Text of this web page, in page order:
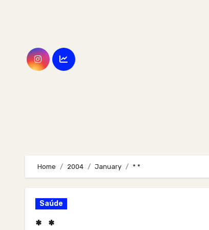
Home 2004 January * *
Saúde